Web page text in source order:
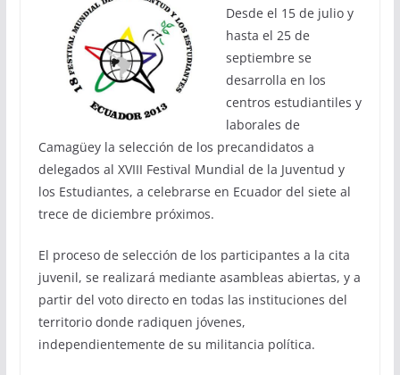
Desde el 15 de julio y
hasta el 25 de
septiembre se
desarrolla en los
centros estudiantiles y
laborales de
Camagüey la selección de los precandidatos a
delegados al XVIII Festival Mundial de la Juventud y
los Estudiantes, a celebrarse en Ecuador del siete al
trece de diciembre próximos.
El proceso de selección de los participantes a la cita
juvenil, se realizará mediante asambleas abiertas, y a
partir del voto directo en todas las instituciones del
territorio donde radiquen jóvenes,
independientemente de su militancia política.